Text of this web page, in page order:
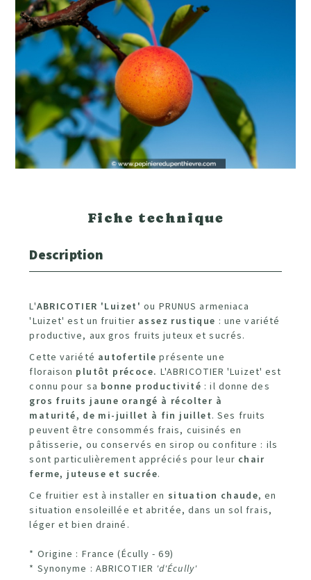
Fiche technique
Description
L'ABRICOTIER 'Luizet' ou PRUNUS armeniaca
'Luizet' est un fruitier assez rustique : une variété
productive, aux gros fruits juteux et sucrés.
Cette variété autofertile présente une
floraison plutôt précoce. L'ABRICOTIER 'Luizet' est
connu pour sa bonne productivité : il donne des
gros fruits jaune orangé à récolter à
maturité, de mi-juillet à fin juillet. Ses fruits
peuvent être consommés frais, cuisinés en
pâtisserie, ou conservés en sirop ou confiture : ils
sont particulièrement appréciés pour leur chair
ferme, juteuse et sucrée.
Ce fruitier est à installer en situation chaude, en
situation ensoleillée et abritée, dans un sol frais,
léger et bien drainé.
* Origine : France (Écully - 69)
* Synonyme : ABRICOTIER 'd'Écully'